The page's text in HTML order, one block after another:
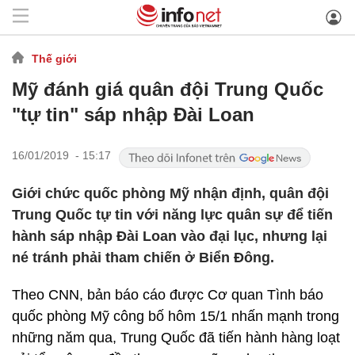
Thế giới
Mỹ đánh giá quân đội Trung Quốc
"tự tin" sáp nhập Đài Loan
16/01/2019 - 15:17
Giới chức quốc phòng Mỹ nhận định, quân đội
Trung Quốc tự tin với năng lực quân sự để tiến
hành sáp nhập Đài Loan vào đại lục, nhưng lại
né tránh phải tham chiến ở Biển Đông.
Theo CNN, bản báo cáo được Cơ quan Tình báo
quốc phòng Mỹ công bố hôm 15/1 nhấn mạnh trong
những năm qua, Trung Quốc đã tiến hành hàng loạt